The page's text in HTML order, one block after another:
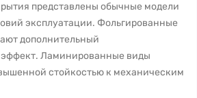
представлены обычные модели
эксплуатации. Фольгированные
дополнительный
Ламинированные виды
стойкостью к механическим